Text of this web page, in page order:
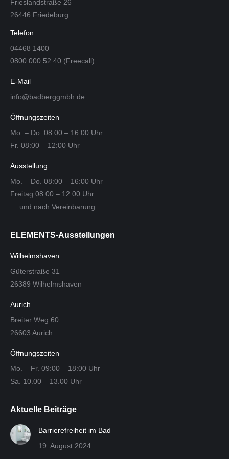
Frieslandstraße 26
26446 Friedeburg
Telefon
04468 1400
0800 000 52 40 (Freecall)
E-Mail
info@badberggmbh.de
Öffnungszeiten
Mo. – Do. 08:00 – 16:00 Uhr
Fr. 08:00 – 12:00 Uhr
Ausstellung
Mo. – Do. 08:00 – 16:00 Uhr
Freitag 08:00 – 12:00 Uhr
… und nach Vereinbarung
ELEMENTS-Ausstellungen
Wilhelmshaven
Güterstraße 31
26389 Wilhelmshaven
Aurich
Breiter Weg 60
26603 Aurich
Öffnungszeiten
Mo. – Fr. 09:00 – 18:00 Uhr
Sa. 10.00 – 13.00 Uhr
Aktuelle Beiträge
Barrierefreiheit im Bad
19. August 2024